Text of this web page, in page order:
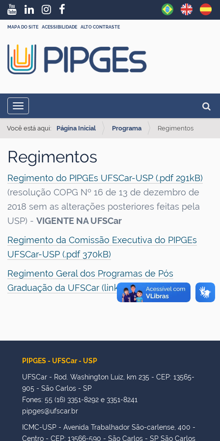
MAPA DO SITE ACESSIBILIDADE ALTO CONTRASTE
Busca
Toggle navigation
Você está aqui: Página Inicial Programa Regimentos
Regimentos
Regimento do PIPGEs UFSCar-USP (.pdf 291kB)
(resolução COPG Nº 16 de 13 de dezembro de
2018 sem as alterações posteriores feitas pela
USP) - VIGENTE NA UFSCar
Regimento da Comissão Executiva do PIPGEs
UFSCar-USP (.pdf 370kB)
Regimento Geral dos Programas de Pós
Graduação da UFSCar (link externo)
PIPGES - UFSCar - USP
UFSCar - Rod. Washington Luiz, km 235 - CEP: 13565-
905 - São Carlos - SP
Fones: 55 (16) 3351-8292 e 3351-8241
pipges@ufscar.br
ICMC-USP - Avenida Trabalhador São-carlense, 400 -
Centro - CEP: 13566-590 - São Carlos - SP São Carlos